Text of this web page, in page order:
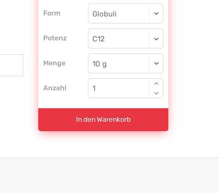
Form
Form
Potenz
Globuli
C12
Menge
Globuli
Anzahl
In den Warenkorb